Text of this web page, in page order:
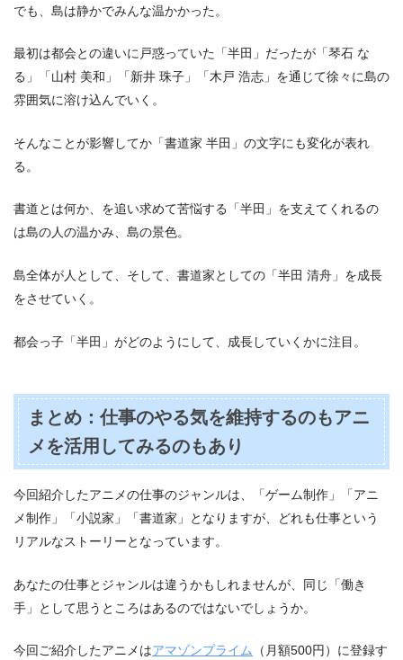
でも、島は静かでみんな温かかった。
最初は都会との違いに戸惑っていた「半田」だったが「琴石 な
る」「山村 美和」「新井 珠子」「木戸 浩志」を通じて徐々に島の
雰囲気に溶け込んでいく。
そんなことが影響してか「書道家 半田」の文字にも変化が表れ
る。
書道とは何か、を追い求めて苦悩する「半田」を支えてくれるの
は島の人の温かみ、島の景色。
島全体が人として、そして、書道家としての「半田 清舟」を成長
をさせていく。
都会っ子「半田」がどのようにして、成長していくかに注目。
まとめ：仕事のやる気を維持するのもアニ
メを活用してみるのもあり
今回紹介したアニメの仕事のジャンルは、「ゲーム制作」「アニ
メ制作」「小説家」「書道家」となりますが、どれも仕事という
リアルなストーリーとなっています。
あなたの仕事とジャンルは違うかもしれませんが、同じ「働き
手」として思うところはあるのではないでしょうか。
今回ご紹介したアニメはアマゾンプライム （月額500円）に登録す